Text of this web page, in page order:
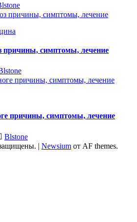
причины, симптомы, лечение
причины, симптомы, лечение
Blstone
| Newsium от AF themes.